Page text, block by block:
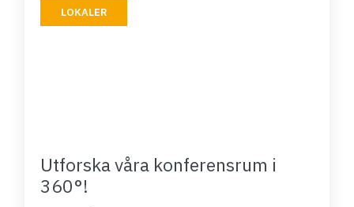
Utforska våra konferensrum i
360°!
LOKALER